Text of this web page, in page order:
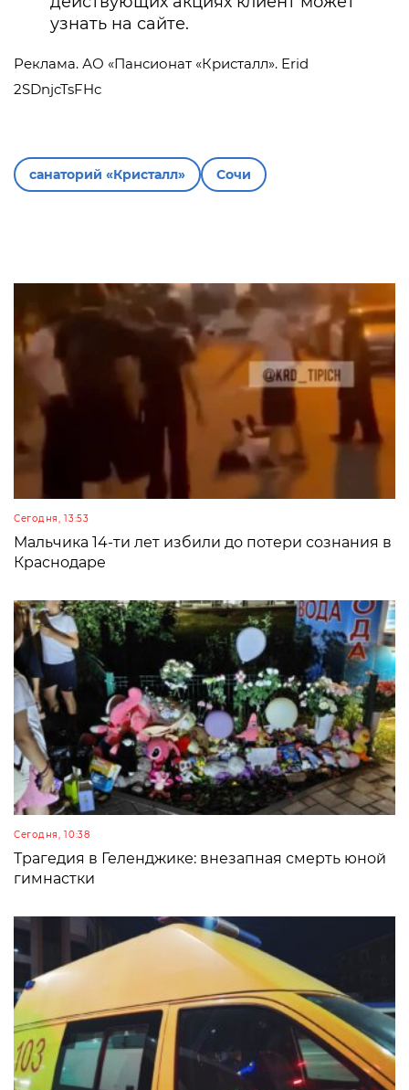
узнать на сайте.
Реклама. АО «Пансионат «Кристалл». Erid
2SDnjcTsFHc
санаторий «Кристалл» Сочи
Сегодня, 13:53
Мальчика 14-ти лет избили до потери сознания в
Краснодаре
Сегодня, 10:38
Трагедия в Геленджике: внезапная смерть юной
гимнастки